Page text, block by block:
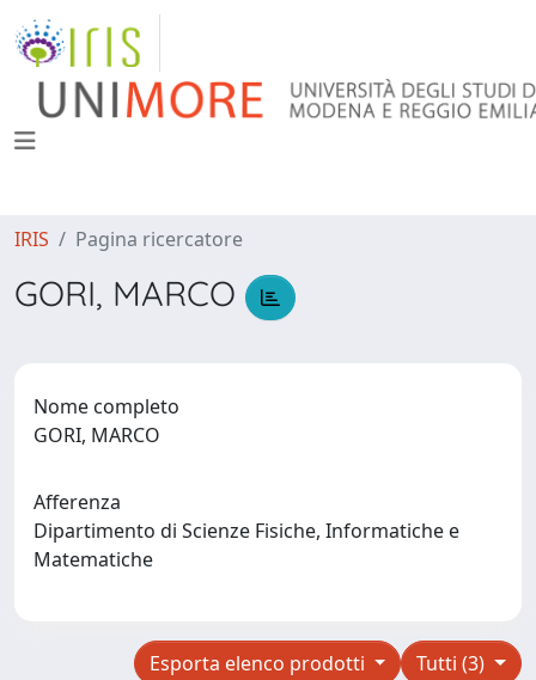
IRIS Pagina ricercatore
GORI, MARCO
Nome completo
GORI, MARCO
Afferenza
Dipartimento di Scienze Fisiche, Informatiche e
Matematiche
Tutti (3)
Esporta elenco prodotti